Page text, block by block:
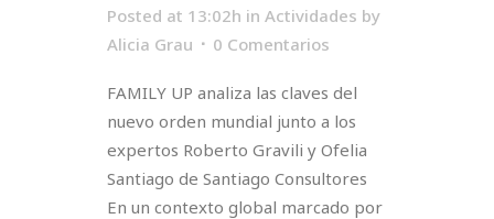
Posted at 13:02h in Actividades by
Alicia Grau
0 Comentarios
FAMILY UP analiza las claves del
nuevo orden mundial junto a los
expertos Roberto Gravili y Ofelia
Santiago de Santiago Consultores
En un contexto global marcado por